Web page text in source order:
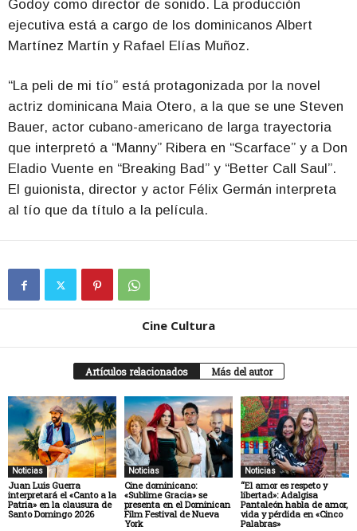
Godoy como director de sonido. La producción
ejecutiva está a cargo de los dominicanos Albert
Martínez Martín y Rafael Elías Muñoz.
“La peli de mi tío” está protagonizada por la novel
actriz dominicana Maia Otero, a la que se une Steven
Bauer, actor cubano-americano de larga trayectoria
que interpretó a “Manny” Ribera en “Scarface” y a Don
Eladio Vuente en “Breaking Bad” y “Better Call Saul”.
El guionista, director y actor Félix Germán interpreta
al tío que da título a la película.
Cine Cultura
Artículos relacionados Más del autor
Noticias
Juan Luis Guerra
interpretará el «Canto a la
Patria» en la clausura de
Santo Domingo 2026
Noticias
Cine dominicano:
«Sublime Gracia» se
presenta en el Dominican
Film Festival de Nueva
York
Noticias
“El amor es respeto y
libertad»: Adalgisa
Pantaleón habla de amor,
vida y pérdida en «Cinco
Palabras»